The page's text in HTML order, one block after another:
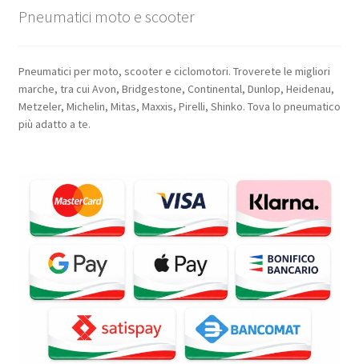
Pneumatici moto e scooter
Pneumatici per moto, scooter e ciclomotori. Troverete le migliori
marche, tra cui Avon, Bridgestone, Continental, Dunlop, Heidenau,
Metzeler, Michelin, Mitas, Maxxis, Pirelli, Shinko. Tova lo pneumatico
più adatto a te.